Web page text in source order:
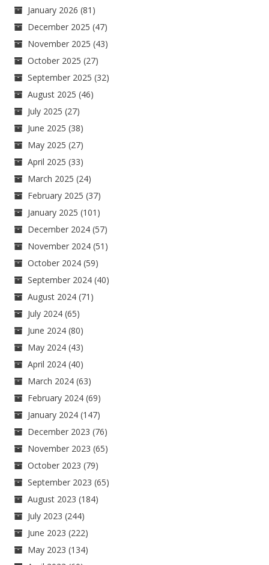
January 2026 (81)
December 2025 (47)
November 2025 (43)
October 2025 (27)
September 2025 (32)
August 2025 (46)
July 2025 (27)
June 2025 (38)
May 2025 (27)
April 2025 (33)
March 2025 (24)
February 2025 (37)
January 2025 (101)
December 2024 (57)
November 2024 (51)
October 2024 (59)
September 2024 (40)
August 2024 (71)
July 2024 (65)
June 2024 (80)
May 2024 (43)
April 2024 (40)
March 2024 (63)
February 2024 (69)
January 2024 (147)
December 2023 (76)
November 2023 (65)
October 2023 (79)
September 2023 (65)
August 2023 (184)
July 2023 (244)
June 2023 (222)
May 2023 (134)